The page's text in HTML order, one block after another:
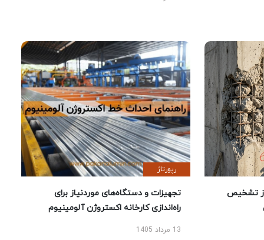
تشخیص
رپورتاژ
تجهیزات و دستگاه‌های موردنیاز برای
راه‌اندازی کارخانه اکستروژن آلومینیوم
13 مرداد 1405